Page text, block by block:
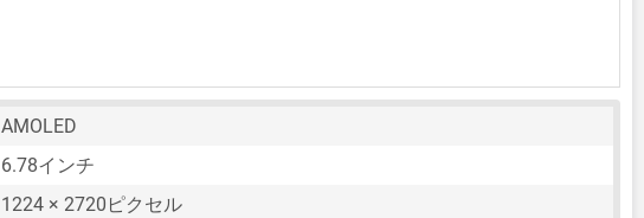
AMOLED
6.78インチ
1224 × 2720ピクセル